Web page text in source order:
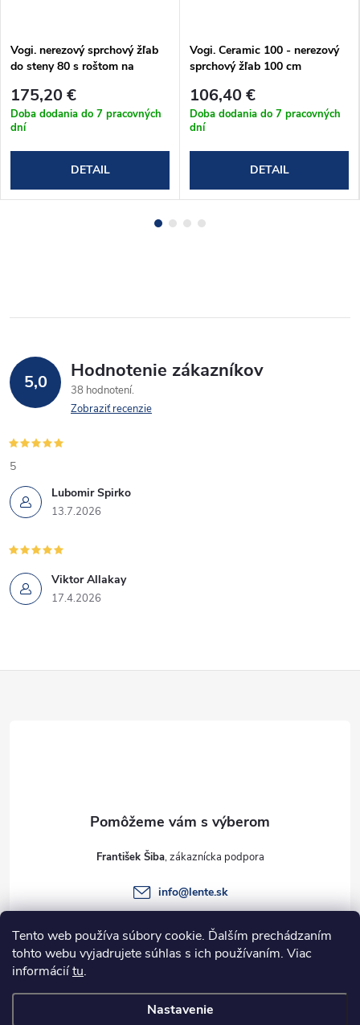
Tento web používa súbory cookie. Ďalším prechádzaním
tohto webu vyjadrujete súhlas s ich používaním. Viac
informáciítu.
Nastavenie
Vogi. nerezový sprchový žľab
do steny 80 s roštom na
175,20 €
Doba dodania do 7 pracovných
dní
DETAIL
Vogi. Ceramic 100 - nerezový
sprchový žľab 100 cm
106,40 €
Doba dodania do 7 pracovných
dní
DETAIL
5,0 Hodnotenie zákazníkov
38 hodnotení
Zobraziť recenzie
Lubomir Spirko
13.7.2026
5
Viktor Allakay
17.4.2026
e
František Šiba
info@lente.sk
Informácie pre vás